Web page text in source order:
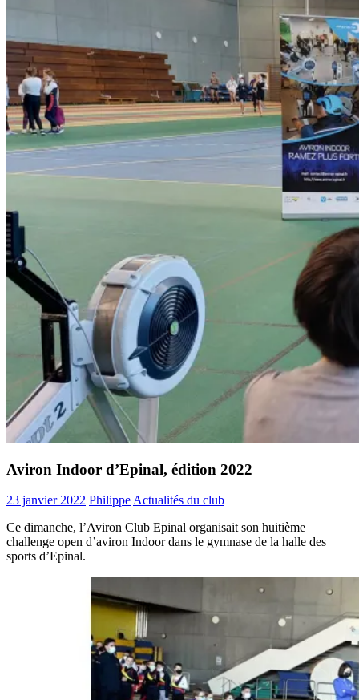
Aviron Indoor d’Epinal, édition 2022
23 janvier 2022 PhilippeActualités du club
Ce dimanche, l’Aviron Club Epinal organisait son huitième
challenge open d’aviron Indoor dans le gymnase de la halle des
sports d’Epinal.